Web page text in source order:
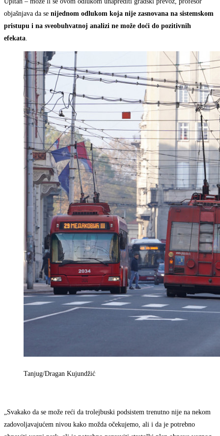
objašnjava da se nijednom odlukom koja nije zasnovana na sistemskom
pristupu i na sveobuhvatnoj analizi ne može doći do pozitivnih
efekata
Tanjug/Dragan Kujundžić
„Svakako da se može reći da trolejbuski podsistem trenutno nije na nekom
zadovoljavajućem nivou kako možda očekujemo, ali i da je potrebno